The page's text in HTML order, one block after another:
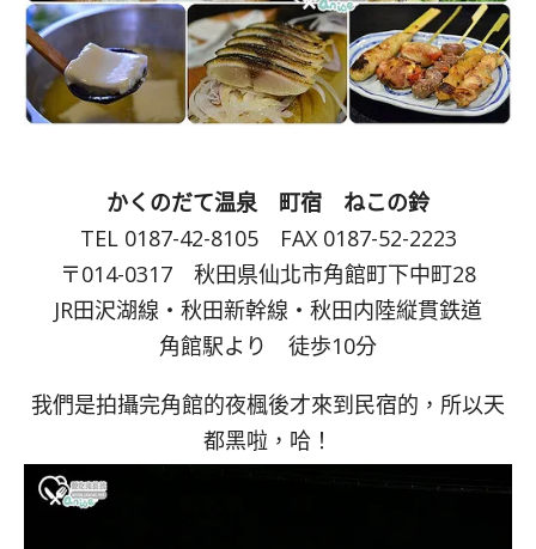
かくのだて温泉 町宿 ねこの鈴
TEL 0187-42-8105 FAX 0187-52-2223
〒014-0317 秋田県仙北市角館町下中町28
JR田沢湖線・秋田新幹線・秋田内陸縦貫鉄道
角館駅より 徒歩10分
我們是拍攝完角館的夜楓後才來到民宿的，所以天
都黑啦，哈！